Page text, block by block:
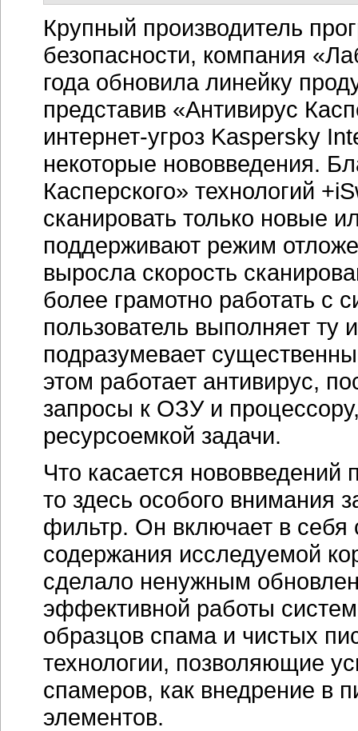
Крупный производитель
безопасности, компания
года обновила линейку
представив «Антивирус
интернет-угроз Kaspersky
некоторые нововведения.
Касперского» технологий
сканировать только новые
поддерживают режим
выросла скорость
более грамотно работать с
пользователь выполняет
подразумевает
этом работает антивирус,
запросы к ОЗУ и
ресурсоемкой задачи.
Что касается
то здесь особого внимания
фильтр. Он включает в
содержания исследуемой
сделало ненужным
эффективной работы
образцов спама и чистых
технологии, позволяющие
спамеров, как внедрение в
элементов.